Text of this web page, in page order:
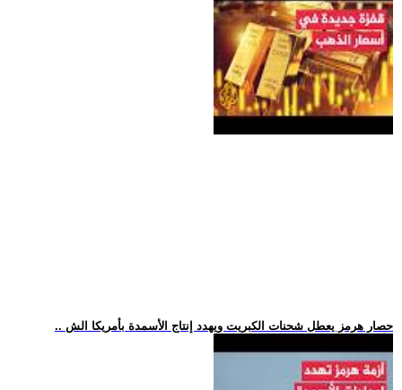
.. حصار هرمز يعطل شحنات الكبريت ويهدد إنتاج الأسمدة بأمريكا الش